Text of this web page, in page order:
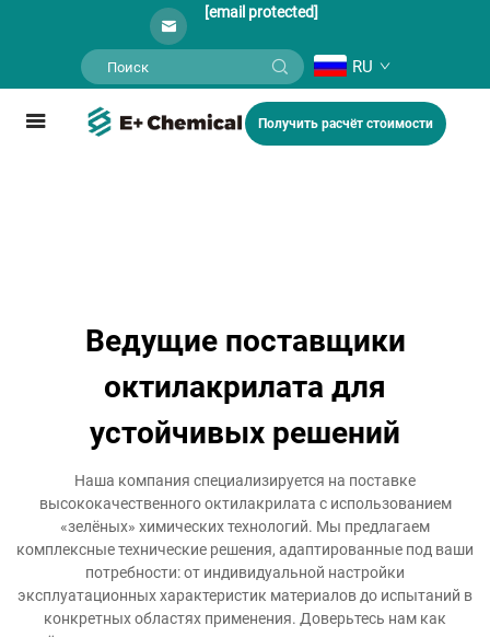
[email protected]
RU
Получить расчёт стоимости
Ведущие поставщики
октилакрилата для
устойчивых решений
Наша компания специализируется на поставке
высококачественного октилакрилата с использованием
«зелёных» химических технологий. Мы предлагаем
комплексные технические решения, адаптированные под ваши
потребности: от индивидуальной настройки
эксплуатационных характеристик материалов до испытаний в
конкретных областях применения. Доверьтесь нам как